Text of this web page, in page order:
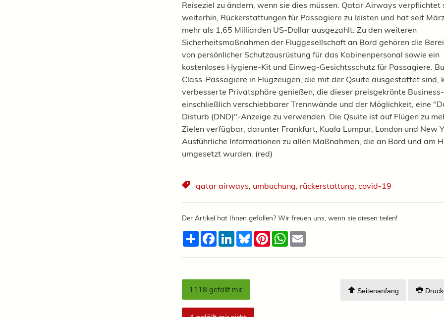
Reiseziel zu ändern, wenn sie dies müssen. Qatar Airways verpflichtet
weiterhin, Rückerstattungen für Passagiere zu leisten und hat seit
mehr als 1,65 Milliarden US-Dollar ausgezahlt. Zu den weiteren
Sicherheitsmaßnahmen der Fluggesellschaft an Bord gehören die
von persönlicher Schutzausrüstung für das Kabinenpersonal sowie ein
kostenloses Hygiene-Kit und Einweg-Gesichtsschutz für Passagiere.
Class-Passagiere in Flugzeugen, die mit der Qsuite ausgestattet sind,
verbesserte Privatsphäre genießen, die dieser preisgekrönte
einschließlich verschiebbarer Trennwände und der Möglichkeit, eine
Disturb (DND)"-Anzeige zu verwenden. Die Qsuite ist auf Flügen zu
Zielen verfügbar, darunter Frankfurt, Kuala Lumpur, London und New
Ausführliche Informationen zu allen Maßnahmen, die an Bord und am
umgesetzt wurden. (red)
qatar airways, umbuchung, rückerstattung, covid-19
Der Artikel hat Ihnen gefallen? Wir freuen uns, wenn sie diesen teilen!
TeilenFacebook
LinkedInBlueskyPinterestWhatsApp
1118 gefällt mir Seitenanfang